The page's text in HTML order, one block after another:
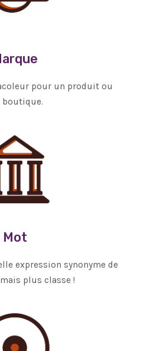
pour un produit ou
boutique.
Mot
expression synonyme de
plus classe !